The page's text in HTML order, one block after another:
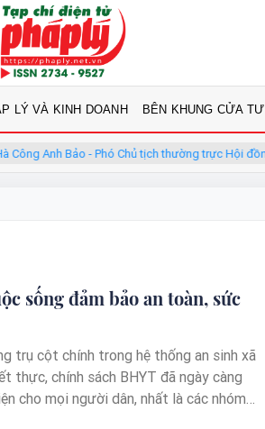
LÝ VÀ KINH DOANH BÊN KHUNG CỬA
Anh Bảo - Phó Chủ tịch thường trực Hội đồng
sống đảm bảo an toàn, sức
trụ cột chính trong hệ thống an sinh xã
thực, chính sách BHYT đã ngày càng
cho mọi người dân, nhất là các nhóm